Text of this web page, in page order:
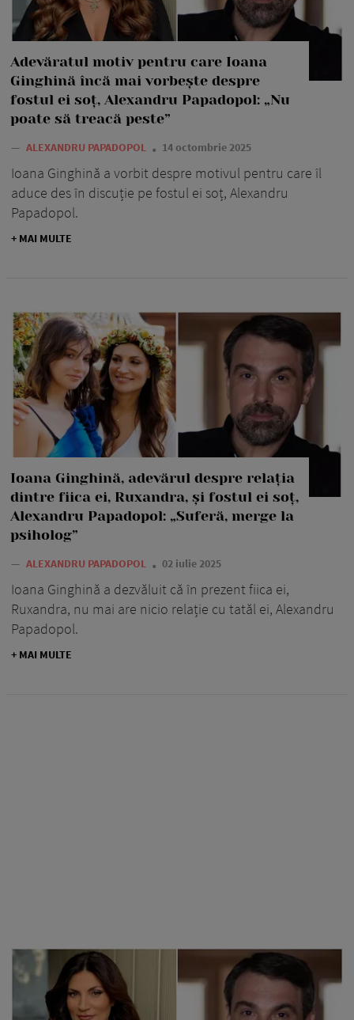
Adevăratul motiv pentru care Ioana
Ginghină încă mai vorbește despre
fostul ei soț, Alexandru Papadopol: „Nu
poate să treacă peste”
— ALEXANDRU PAPADOPOL 14 octombrie 2025
Ioana Ginghină a vorbit despre motivul pentru care îl
aduce des în discuție pe fostul ei soț, Alexandru
Papadopol.
+ MAI MULTE
Ioana Ginghină, adevărul despre relația
dintre fiica ei, Ruxandra, și fostul ei soț,
Alexandru Papadopol: „Suferă, merge la
psiholog”
— ALEXANDRU PAPADOPOL 02 iulie 2025
Ioana Ginghină a dezvăluit că în prezent fiica ei,
Ruxandra, nu mai are nicio relație cu tatăl ei, Alexandru
Papadopol.
+ MAI MULTE